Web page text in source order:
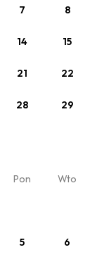
7 8
14 15
21 22
28 29
Pon Wto
5 6
Min. 2 noce